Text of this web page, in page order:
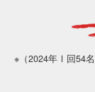
※（2024年Ⅰ回54